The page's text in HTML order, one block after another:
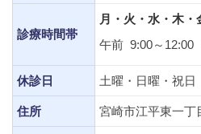
診療時間帯
月・火・水・木・
午前 9:00～12:00
休診日 土曜・日曜・祝日
住所 宮崎市江平東一丁